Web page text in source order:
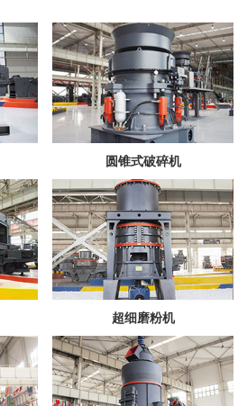
圆锥式破碎机
超细磨粉机